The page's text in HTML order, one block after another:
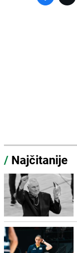
/ Najčitanije